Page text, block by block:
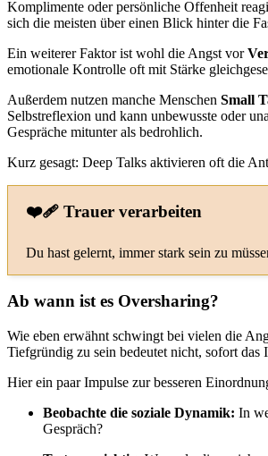
Komplimente oder persönliche Offenheit
sich die meisten über einen Blick hinter die
Ein weiterer Faktor ist wohl die Angst vor
emotionale Kontrolle oft mit Stärke
Außerdem nutzen manche Menschen Small
Selbstreflexion und kann unbewusste oder
Gespräche mitunter als bedrohlich.
Kurz gesagt: Deep Talks aktivieren oft die
❤️‍🩹 Trauer verarbeiten
Du hast gelernt, immer stark sein zu
Ab wann ist es Oversharing?
Wie eben erwähnt schwingt bei vielen die
Tiefgründig zu sein bedeutet nicht, sofort
Hier ein paar Impulse zur besseren
Beobachte die soziale Dynamik: In
Gespräch?